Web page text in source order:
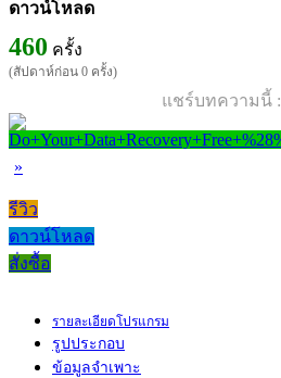
ดาวน์โหลด
460 ครั้ง
(สัปดาห์ก่อน 0 ครั้ง)
แชร์บทความนี้ :
»
รีวิว
ดาวน์โหลด
สั่งซื้อ
รายละเอียดโปรแกรม
รูปประกอบ
ข้อมูลจำเพาะ